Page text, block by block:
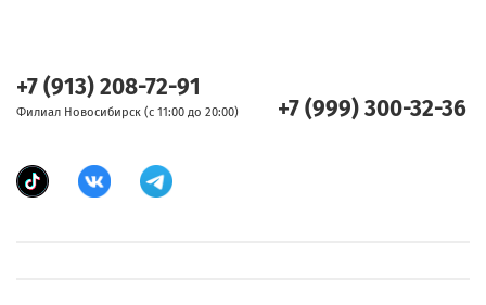
+7 (913) 208-72-91
Филиал Новосибирск (с 11:00 до 20:00) +7 (999) 300-32-36